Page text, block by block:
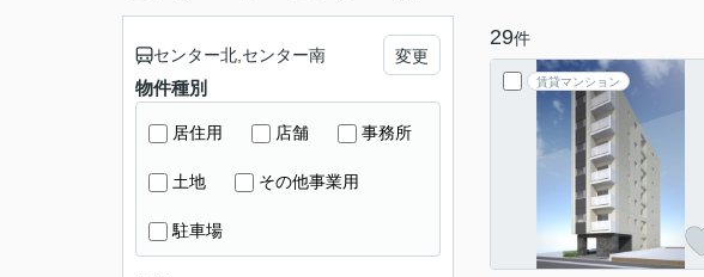
29件
賃貸マンション
センター北,センター南 変更
物件種別
居住用 店舗 事務所
土地 その他事業用
駐車場